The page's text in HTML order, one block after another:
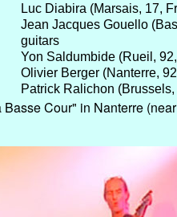
Luc Diabira (Marsais, 17,
Jean Jacques Gouello
guitars
Yon Saldumbide (Rueil,
Olivier Berger (Nanterre,
Patrick Ralichon
Cour" in Nanterre